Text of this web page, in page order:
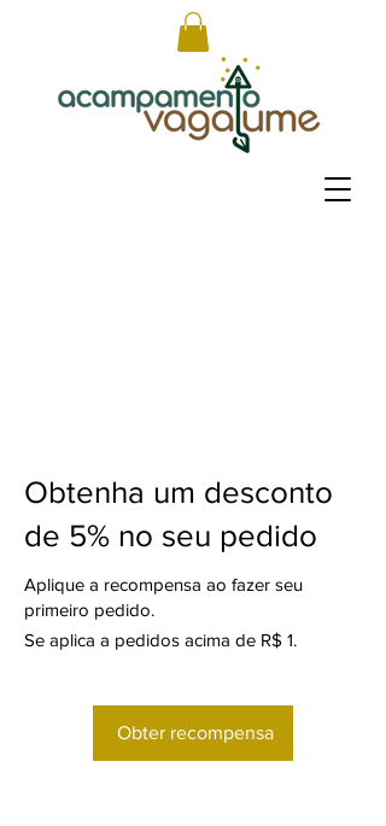
Obtenha um desconto
de 5% no seu pedido
Aplique a recompensa ao fazer seu
primeiro pedido.
Obter recompensa
Se aplica a pedidos acima de R$ 1.